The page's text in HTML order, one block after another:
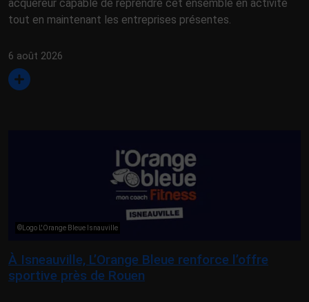
acquéreur capable de reprendre cet ensemble en activité
tout en maintenant les entreprises présentes.
6 août 2026
©Logo L'Orange Bleue Isnauville
À Isneauville, L’Orange Bleue renforce l’offre
sportive près de Rouen